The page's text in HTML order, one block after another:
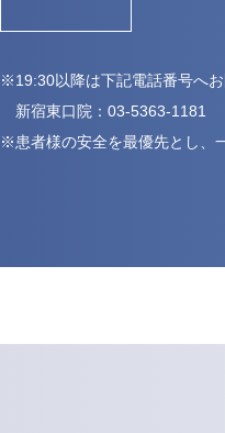
※19:30以降は下記電話番号へお
新宿東口院： 03-5363-1181
※患者様の安全を最優先とし、